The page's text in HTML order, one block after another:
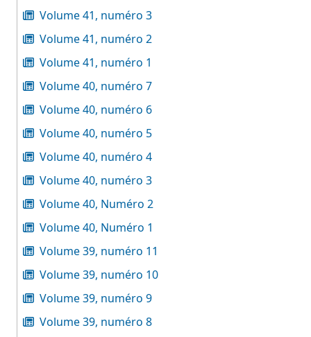
Volume 41, numéro 3
Volume 41, numéro 2
Volume 41, numéro 1
Volume 40, numéro 7
Volume 40, numéro 6
Volume 40, numéro 5
Volume 40, numéro 4
Volume 40, numéro 3
Volume 40, Numéro 2
Volume 40, Numéro 1
Volume 39, numéro 11
Volume 39, numéro 10
Volume 39, numéro 9
Volume 39, numéro 8